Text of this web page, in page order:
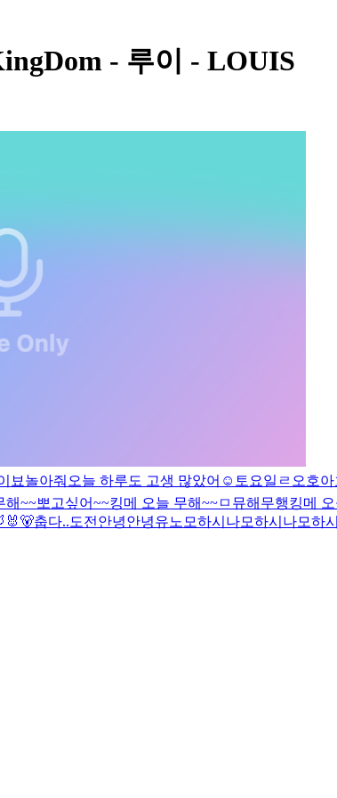
- 루이 - LOUIS
뵤 놀아줘 오늘 하루도 고생 많았어☺️ 토요일ㄹ 오호아
해~~뽀고싶어~~킹메 오늘 무해~~ㅁ 뮤해 무행킹메
춥다..도전 안녕안녕유노 모하시나모하시나모하